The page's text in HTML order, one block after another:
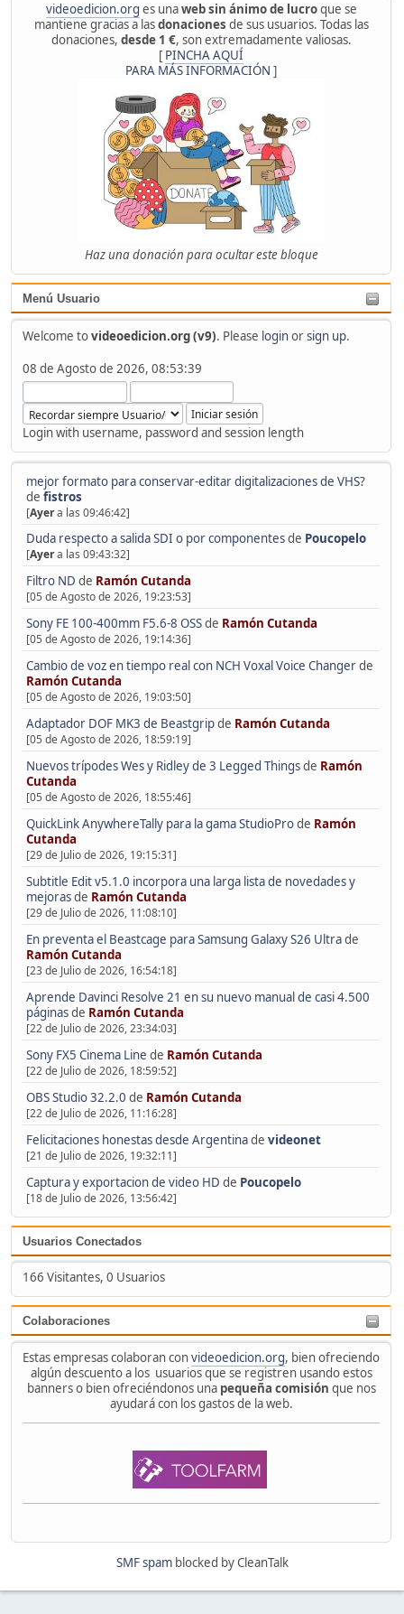
videoedicion.org es unaweb sin ánimo de lucroque se
mantiene gracias a lasdonaciones de sus usuarios. Todas las
donaciones, desde 1 €, son extremadamente valiosas.
[ PINCHA AQUÍ
PARA MÁS INFORMACIÓN ]
Haz una donación para ocultar este bloque
Menú Usuario
Welcome tovideoedicion.org (v9). Please loginorsign up.
08 de Agosto de 2026, 08:53:39
Login with username, password and session length
mejor formato para conservar-editar digitalizaciones de VHS?
de fistros
[Ayera las 09:46:42]
Duda respecto a salida SDI o por componentesde Poucopelo
[Ayera las 09:43:32]
Filtro ND de Ramón Cutanda
[05 de Agosto de 2026, 19:23:53]
Sony FE 100-400mm F5.6-8 OSSde Ramón Cutanda
[05 de Agosto de 2026, 19:14:36]
Cambio de voz en tiempo real con NCH Voxal Voice Changerde
Ramón Cutanda
[05 de Agosto de 2026, 19:03:50]
Adaptador DOF MK3 de Beastgripde Ramón Cutanda
[05 de Agosto de 2026, 18:59:19]
Nuevos trípodes Wes y Ridley de 3 Legged Thingsde Ramón
Cutanda
[05 de Agosto de 2026, 18:55:46]
QuickLink AnywhereTally para la gama StudioProde Ramón
Cutanda
[29 de Julio de 2026, 19:15:31]
Subtitle Edit v5.1.0 incorpora una larga lista de novedades y
mejorasde Ramón Cutanda
[29 de Julio de 2026, 11:08:10]
En preventa el Beastcage para Samsung Galaxy S26 Ultrade
Ramón Cutanda
[23 de Julio de 2026, 16:54:18]
Aprende Davinci Resolve 21 en su nuevo manual de casi 4.500
páginasde Ramón Cutanda
[22 de Julio de 2026, 23:34:03]
Sony FX5 Cinema Line de Ramón Cutanda
[22 de Julio de 2026, 18:59:52]
OBS Studio 32.2.0 de Ramón Cutanda
[22 de Julio de 2026, 11:16:28]
Felicitaciones honestas desde Argentinade videonet
[21 de Julio de 2026, 19:32:11]
Captura y exportacion de video HD de Poucopelo
[18 de Julio de 2026, 13:56:42]
Usuarios Conectados
166 Visitantes, 0 Usuarios
Colaboraciones
Estas empresas colaboran convideoedicion.org, bien ofreciendo
algún descuento a los usuarios que se registren usando estos
banners o bien ofreciéndonos una pequeña comisión que nos
ayudará con los gastos de la web.
SMF spamblocked by CleanTalk